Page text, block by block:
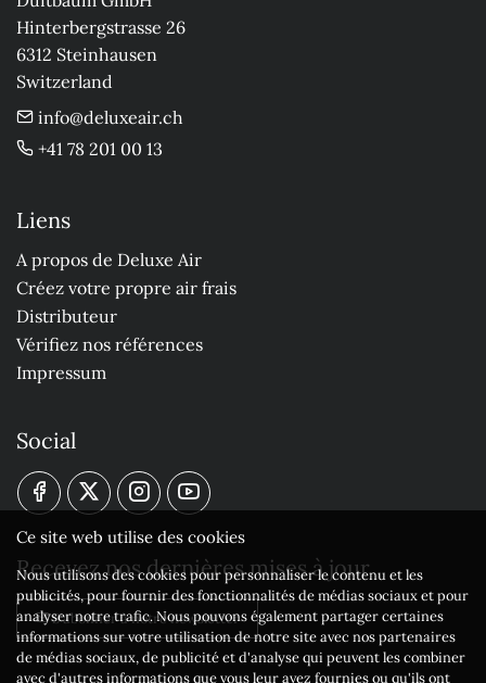
Hinterbergstrasse 26
6312 Steinhausen
Switzerland
info@deluxeair.ch
+41 78 201 00 13
Liens
A propos de Deluxe Air
Créez votre propre air frais
Distributeur
Vérifiez nos références
Impressum
Social
Recevez nos dernières mises à jour
S'abonner à notre newsletter
Ce site web utilise des cookies
Nous utilisons des cookies pour personnaliser le contenu et les
publicités, pour fournir des fonctionnalités de médias sociaux et pour
analyser notre trafic. Nous pouvons également partager certaines
informations sur votre utilisation de notre site avec nos partenaires
de médias sociaux, de publicité et d'analyse qui peuvent les combiner
avec d'autres informations que vous leur avez fournies ou qu'ils ont